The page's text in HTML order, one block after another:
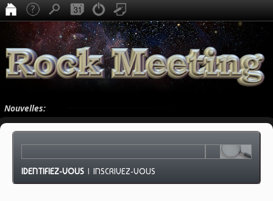
Nouvelles:
IDENTIFIEZ-VOUS |INSCRIVEZ-VOUS